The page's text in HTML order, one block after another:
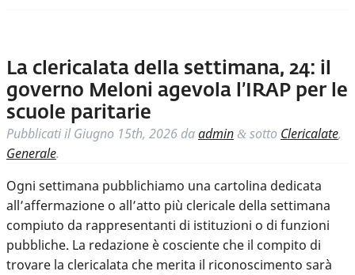
La clericalata della settimana, 24: il
governo Meloni agevola l’IRAP per le
scuole paritarie
Pubblicati ilGiugno 15th, 2026 daadmin & sotto Clericalate,
Generale.
Ogni settimana pubblichiamo una cartolina dedicata
all’affermazione o all’atto più clericale della settimana
compiuto da rappresentanti di istituzioni o di funzioni
pubbliche. La redazione è cosciente che il compito di
trovare la clericalata che merita il riconoscimento sarà